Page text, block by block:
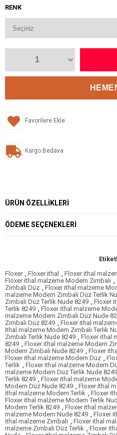
RENK
Favorilere Ekle
Kargo Bedava
ÜRÜN ÖZELLIKLERI
ÖDEME SEÇENEKLERI
Floxer , Floxer ithal , Floxer ithal
Floxer ithal malzeme Modern Zımbalı ,
Zımbalı Düz , Floxer ithal malzeme
malzeme Modern Zımbalı Düz Terlik
Zımbalı Düz Terlik Nude 8249 , Floxer
Terlik 8249 , Floxer ithal malzeme
malzeme Modern Zımbalı Düz Nude
Zımbalı Düz 8249 , Floxer ithal
ithal malzeme Modern Zımbalı Terlik
Zımbalı Terlik Nude 8249 , Floxer ithal
8249 , Floxer ithal malzeme Modern
Modern Zımbalı Nude 8249 , Floxer
Floxer ithal malzeme Modern Düz ,
Terlik , Floxer ithal malzeme Modern
malzeme Modern Düz Terlik Nude 8249
Terlik 8249 , Floxer ithal malzeme
Modern Düz Nude 8249 , Floxer ithal
ithal malzeme Modern Terlik , Floxer
Floxer ithal malzeme Modern Terlik
Modern Terlik 8249 , Floxer ithal
malzeme Modern Nude 8249 , Floxer
ithal malzeme Zımbalı , Floxer ithal
malzeme Zımbalı Düz Terlik , Floxer